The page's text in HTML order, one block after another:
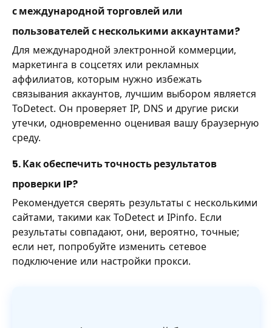
с международной торговлей или
пользователей с несколькими аккаунтами?
Для международной электронной коммерции,
маркетинга в соцсетях или рекламных
аффилиатов, которым нужно избежать
связывания аккаунтов, лучшим выбором является
ToDetect. Он проверяет IP, DNS и другие риски
утечки, одновременно оценивая вашу браузерную
среду.
5. Как обеспечить точность результатов
проверки IP?
Рекомендуется сверять результаты с несколькими
сайтами, такими как ToDetect и IPinfo. Если
результаты совпадают, они, вероятно, точные;
если нет, попробуйте изменить сетевое
подключение или настройки прокси.